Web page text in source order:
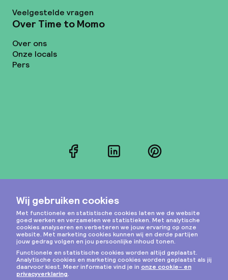
Veelgestelde vragen
Over Time to Momo
Over ons
Onze locals
Pers
FacebookLinkedInPinterest
Instagram